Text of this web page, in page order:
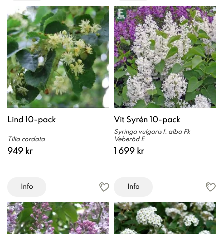
Lind 10-pack
Tilia cordata
949 kr
Info
Vit Syrén 10-pack
Syringa vulgaris f. alba Fk
Veberöd E
1 699 kr
Info